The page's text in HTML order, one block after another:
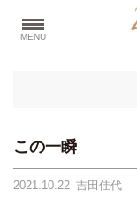
MENU
この一瞬
2021.10.22 吉田佳代